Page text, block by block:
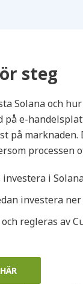
steg
Solana och
på e-
på marknaden.
processen
i
investera
regleras av